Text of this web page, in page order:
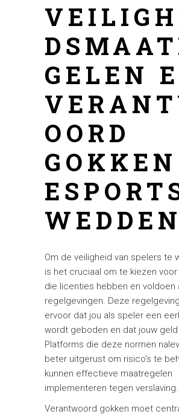
GELEN
OORD
WEDDEN
Om de veiligheid van spelers te
is het cruciaal om te kiezen
die licenties hebben en voldoen
regelgevingen. Deze
ervoor dat jou als speler een
wordt geboden en dat jouw geld
Platforms die deze normen
beter uitgerust om risico’s te
kunnen effectieve maatregelen
implementeren tegen verslaving.
Verantwoord gokken moet